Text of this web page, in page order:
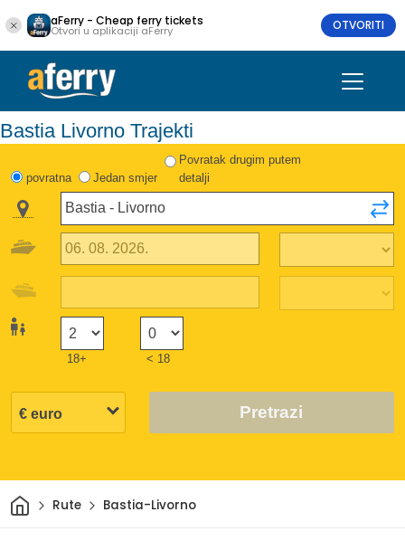
aFerry - Cheap ferry tickets
Otvori u aplikaciji aFerry OTVORITI
Bastia Livorno Trajekti
povratna Jedan smjer
Povratak drugim putem
detalji
18+ < 18
Pretrazi
DomRute Bastia-Livorno